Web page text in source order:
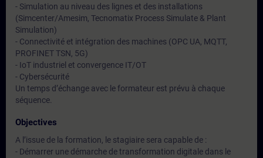
- Simulation au niveau des lignes et des installations
(Simcenter/Amesim, Tecnomatix Process Simulate & Plant
Simulation)
- Connectivité et intégration des machines (OPC UA, MQTT,
PROFINET TSN, 5G)
- IoT industriel et convergence IT/OT
- Cybersécurité
Un temps d’échange avec le formateur est prévu à chaque
séquence.
Objectives
A l’issue de la formation, le stagiaire sera capable de :
- Démarrer une démarche de transformation digitale dans le